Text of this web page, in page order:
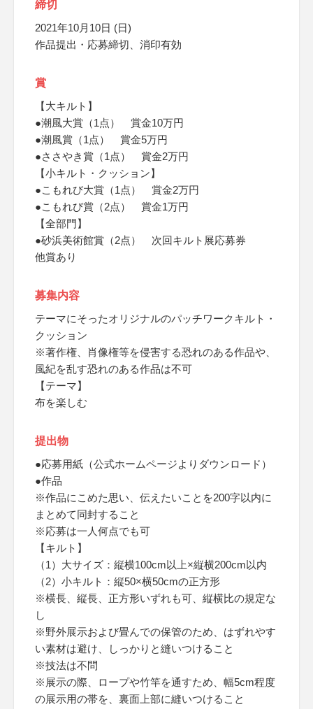
締切
2021年10月10日 (日)
作品提出・応募締切、消印有効
賞
【大キルト】
●潮風大賞（1点） 賞金10万円
●潮風賞（1点） 賞金5万円
●ささやき賞（1点） 賞金2万円
【小キルト・クッション】
●こもれび大賞（1点） 賞金2万円
●こもれび賞（2点） 賞金1万円
【全部門】
●砂浜美術館賞（2点） 次回キルト展応募券
他賞あり
募集内容
テーマにそったオリジナルのパッチワークキルト・
クッション
※著作権、肖像権等を侵害する恐れのある作品や、
風紀を乱す恐れのある作品は不可
【テーマ】
布を楽しむ
提出物
●応募用紙（公式ホームページよりダウンロード）
●作品
※作品にこめた思い、伝えたいことを200字以内に
まとめて同封すること
※応募は一人何点でも可
【キルト】
（1）大サイズ：縦横100cm以上×縦横200cm以内
（2）小キルト：縦50×横50cmの正方形
※横長、縦長、正方形いずれも可、縦横比の規定な
し
※野外展示および畳んでの保管のため、はずれやす
い素材は避け、しっかりと縫いつけること
※技法は不問
※展示の際、ロープや竹竿を通すため、幅5cm程度
の展示用の帯を、裏面上部に縫いつけること